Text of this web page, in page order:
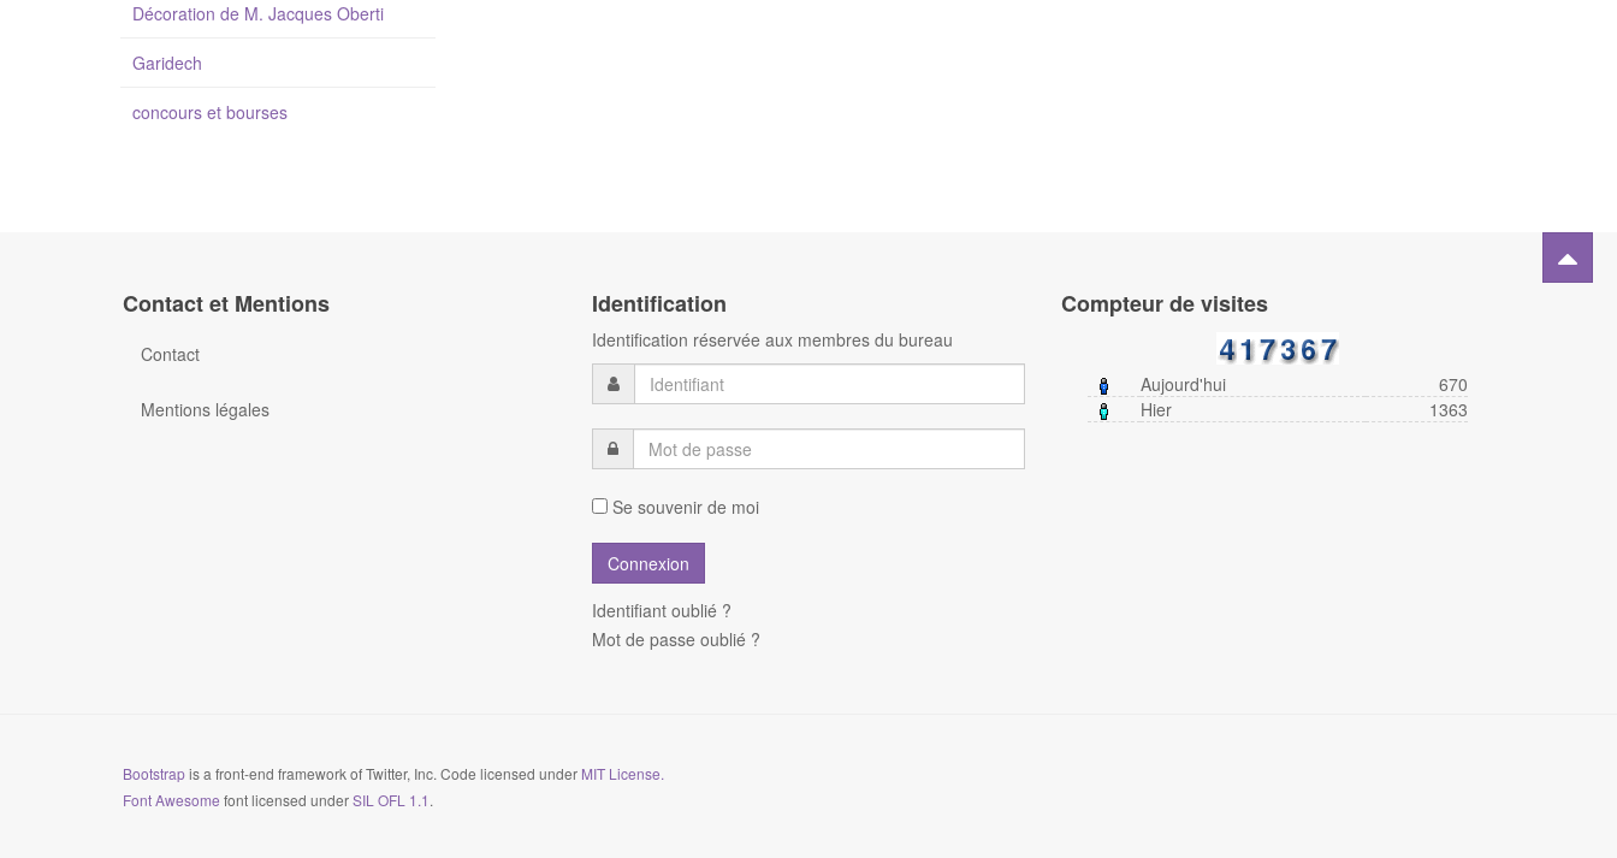
Décoration de M. Jacques Oberti
Garidech
concours et bourses
Contact et Mentions
Contact
Mentions légales
Identification
Identification réservée aux membres du bureau
Se souvenir de moi
Identifiant oublié ?
Mot de passe oublié ?
Compteur de visites
Aujourd'hui
670
Hier
1363
Bootstrapis a front-end framework of Twitter, Inc. Code licensed under MIT License.
Font Awesome font licensed underSIL OFL 1.1 .